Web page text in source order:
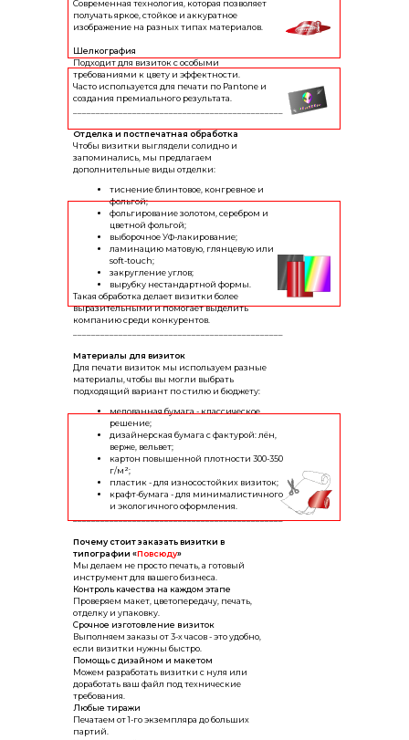
Современная технология, которая позволяет
получать яркое, стойкое и аккуратное
изображение на разных типах материалов.
Шелкография
Подходит для визиток с особыми
требованиями к цвету и эффектности.
Часто используется для печати по Pantone и
создания премиального результата.
Отделка и постпечатная обработка
Чтобы визитки выглядели солидно и
запоминались, мы предлагаем
дополнительные виды отделки:
тиснение блинтовое, конгревное и
фольгой;
фольгирование золотом, серебром и
цветной фольгой;
выборочное УФ-лакирование;
ламинацию матовую, глянцевую или
soft-touch;
закругление углов;
вырубку нестандартной формы.
Такая обработка делает визитки более
выразительными и помогает выделить
компанию среди конкурентов.
Материалы для визиток
Для печати визиток мы используем разные
материалы, чтобы вы могли выбрать
подходящий вариант по стилю и бюджету:
мелованная бумага - классическое
решение;
дизайнерская бумага с фактурой: лён,
верже, вельвет;
картон повышенной плотности 300-350
г/м²;
пластик - для износостойких визиток;
крафт-бумага - для минималистичного
и экологичного оформления.
______________________________________________
Почему стоит заказать визитки в
типографии «Повсюду»
Мы делаем не просто печать, а готовый
инструмент для вашего бизнеса.
Контроль качества на каждом этапе
Проверяем макет, цветопередачу, печать,
отделку и упаковку.
Срочное изготовление визиток
Выполняем заказы от 3-х часов - это удобно,
если визитки нужны быстро.
Помощь с дизайном и макетом
Можем разработать визитки с нуля или
доработать ваш файл под технические
требования.
Любые тиражи
Печатаем от 1-го экземпляра до больших
партий.